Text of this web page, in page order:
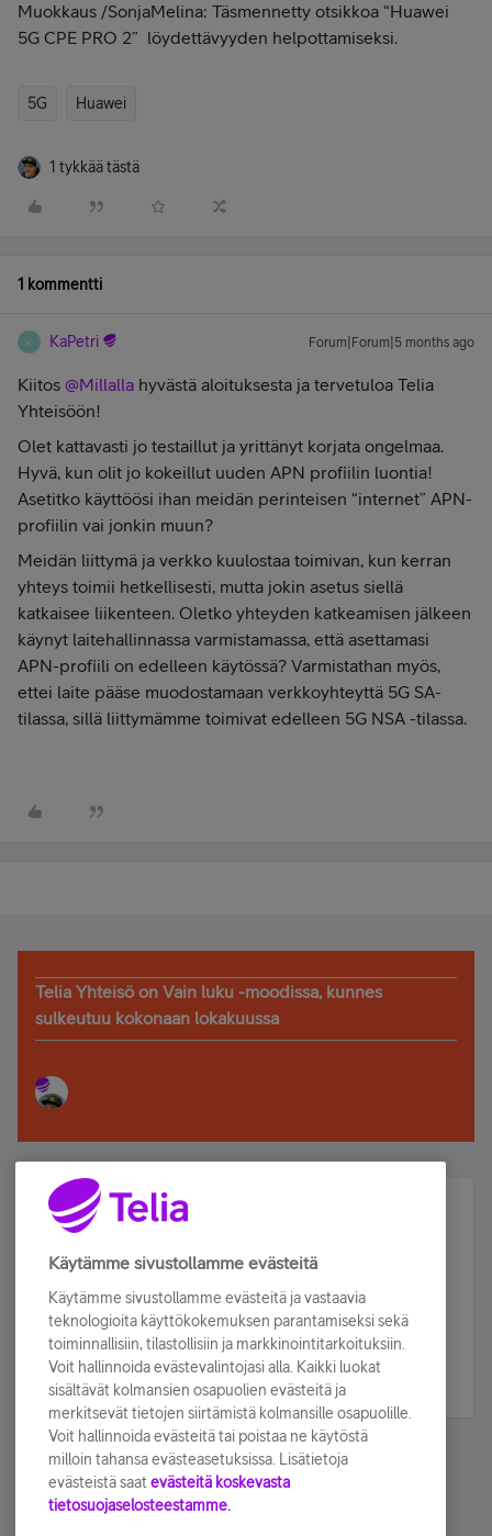
Muokkaus /SonjaMelina: Täsmennetty otsikkoa “Huawei
5G CPE PRO 2” löydettävyyden helpottamiseksi.
5G Huawei
1 tykkää tästä
1 kommentti
K KaPetri Forum|Forum|5 months ago
Kiitos ​ @Millalla hyvästä aloituksesta ja tervetuloa Telia
Yhteisöön!
Olet kattavasti jo testaillut ja yrittänyt korjata ongelmaa.
Hyvä, kun olit jo kokeillut uuden APN profiilin luontia!
Asetitko käyttöösi ihan meidän perinteisen “internet” APN-
profiilin vai jonkin muun?
Meidän liittymä ja verkko kuulostaa toimivan, kun kerran
yhteys toimii hetkellisesti, mutta jokin asetus siellä
katkaisee liikenteen. Oletko yhteyden katkeamisen jälkeen
käynyt laitehallinnassa varmistamassa, että asettamasi
APN-profiili on edelleen käytössä? Varmistathan myös,
ettei laite pääse muodostamaan verkkoyhteyttä 5G SA-
tilassa, sillä liittymämme toimivat edelleen 5G NSA -tilassa.
Telia Yhteisö on Vain luku -moodissa, kunnes
sulkeutuu kokonaan lokakuussa
Älä jää paitsi – osallistu ja voita!
Tilaa Telian uutiskirje ja olet mukana arvonnassa.
sähköpostiisi.
Tilaa nyt
Käytämme sivustollamme evästeitä
Käytämme sivustollamme evästeitä ja vastaavia
teknologioita käyttökokemuksen parantamiseksi sekä
toiminnallisiin, tilastollisiin ja markkinointitarkoituksiin.
Voit hallinnoida evästevalintojasi alla. Kaikki luokat
sisältävät kolmansien osapuolien evästeitä ja
merkitsevät tietojen siirtämistä kolmansille osapuolille.
Voit hallinnoida evästeitä tai poistaa ne käytöstä
milloin tahansa evästeasetuksissa. Lisätietoja
evästeistä saat evästeitä koskevasta
tietosuojaselosteestamme.